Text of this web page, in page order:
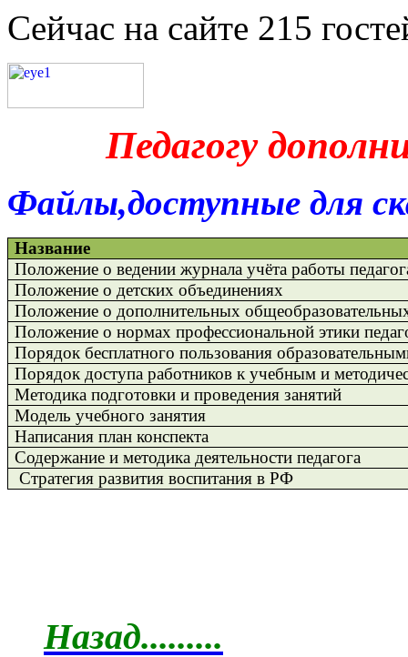
Сейчас на сайте 215
Педагогу
Файлы,доступные для
Название
Положение о ведении журнала учёта работы
Положение о детских объединениях
Положение о дополнительных
Положение о нормах профессиональной этики
Порядок бесплатного пользования
Порядок доступа работников к учебным и
Методика подготовки и проведения занятий
Модель учебного занятия
Написания план конспекта
Содержание и методика деятельности педагога
Стратегия развития воспитания в РФ
Назад.........